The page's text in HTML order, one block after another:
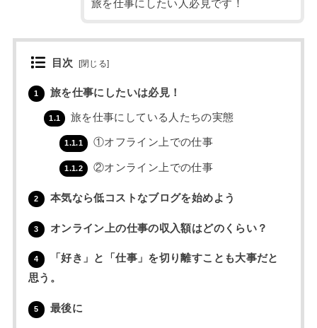
旅を仕事にしたい人必見です！
目次 [閉じる]
1 旅を仕事にしたいは必見！
1.1 旅を仕事にしている人たちの実態
1.1.1 ①オフライン上での仕事
1.1.2 ②オンライン上での仕事
2 本気なら低コストなブログを始めよう
3 オンライン上の仕事の収入額はどのくらい？
4
「好き」と「仕事」を切り離すことも大事だと
思う。
5 最後に